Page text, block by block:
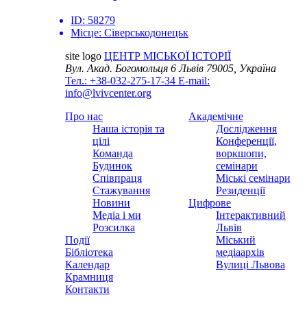
ID: 58279
Місце: Сіверськодонецьк
site logo ЦЕНТР МІСЬКОЇ ІСТОРІЇ
Вул. Акад. Богомольця 6Львів 79005, Україна
Тел.: +38-032-275-17-34 E-mail:
info@lvivcenter.org
Про нас
Наша історія та
цілі
Команда
Будинок
Співпраця
Стажування
Новини
Медіа і ми
Розсилка
Події
Бібліотека
Календар
Крамниця
Контакти
Академічне
Дослідження
Конференції,
воркшопи,
семінари
Міські семінари
Резиденції
Цифрове
Інтерактивний
Львів
Міський
медіаархів
Вулиці Львова